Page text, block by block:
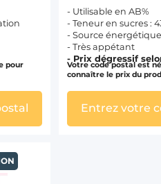
pour
- Utilisable en AB%
- Teneur en sucres :
- Source
- Très appétant
- Prix dégressif
Votre code postal est
connaître le prix du
Entrez votre